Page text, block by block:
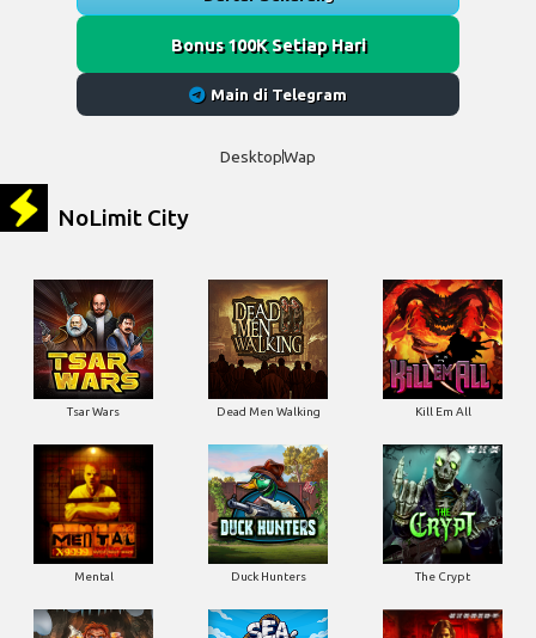
Bonus 100K Setiap Hari
Main di Telegram
DesktopWap
NoLimit City
Tsar Wars Dead Men Walking Kill Em All
Mental Duck Hunters The Crypt